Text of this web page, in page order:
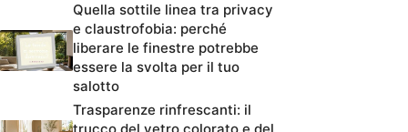
Quella sottile linea tra privacy
e claustrofobia: perché
liberare le finestre potrebbe
essere la svolta per il tuo
salotto
Trasparenze rinfrescanti: il